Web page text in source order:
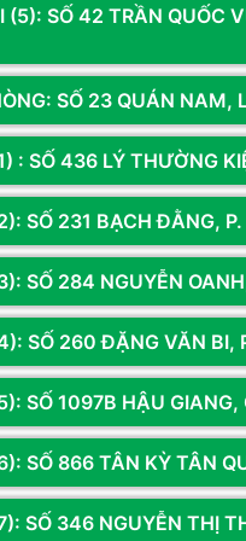
THỐNG 14
Quán Nam, Lê Chân, Hải Phòng
- 0925.853.345
dẫn
(5): SỐ 42 TRẦN QUỐC
SỐ 23 QUÁN NAM,
: SỐ 436 LÝ THƯỜNG
SỐ 231 BẠCH ĐẰNG,
SỐ 284 NGUYỄN
SỐ 260 ĐẶNG VĂN BI,
SỐ 1097B HẬU
SỐ 866 TÂN KỲ TÂN
SỐ 346 NGUYỄN THỊ